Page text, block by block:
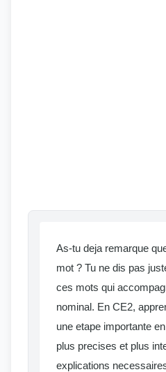
As-tu deja remarque
mot ? Tu ne dis pas
ces mots qui
nominal. En CE2,
une etape importante
plus precises et plus
explications